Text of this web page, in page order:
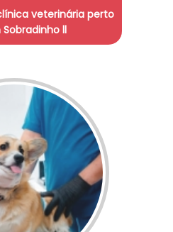
veterinária perto
ll